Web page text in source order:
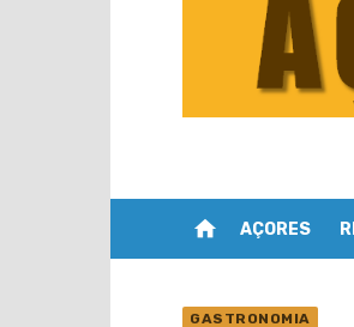
home AÇORES
GASTRONOMIA